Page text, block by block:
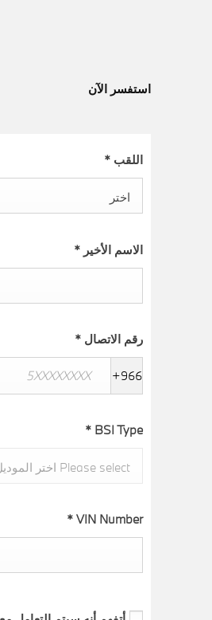
استفسر الآن
اللقب *
اختر
الاسم الأخير *
رقم الاتصال *
+966
BSI Type
*
Please select اختر الموديل first
VIN Number
*